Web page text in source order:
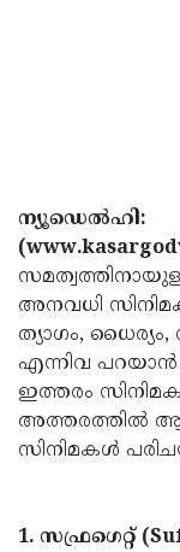
ന്യൂഡെൽഹി:
അനവധി
ത്യാഗം,
എന്നിവ പറയാൻ
ഇത്തരം
അത്തരത്തിൽ
സിനിമകൾ
1. സഫ്രഗെറ്റ്